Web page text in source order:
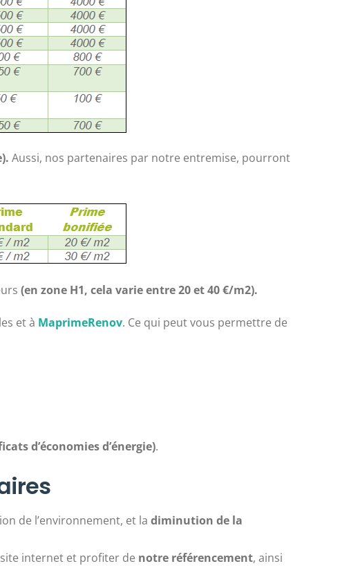
Aussi, nos partenaires par notre entremise, pourront
(en zone H1, cela varie entre 20 et 40 €/m2).
et à MaprimeRenov. Ce qui peut vous permettre de
d’économies d’énergie).
de l’environnement, et la diminution de la
internet et profiter de notre référencement, ainsi